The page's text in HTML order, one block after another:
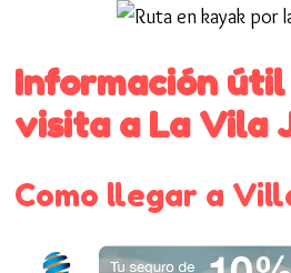
Información
visita a La Vila
Como llegar a